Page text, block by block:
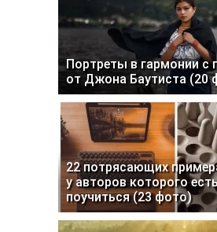
Портреты в гармонии с
от Джона Баутиста (20
22 потрясающих
у авторов которого
поучиться (23 фото)